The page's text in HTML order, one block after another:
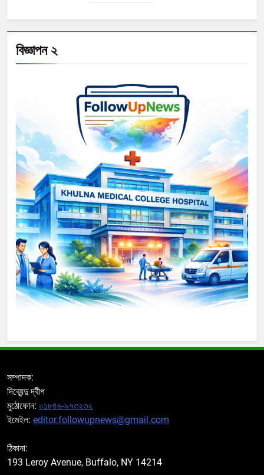
বিজ্ঞাপন ২
সম্পাদক:
দিব্যেন্দু দ্বীপ
মুঠোফোন: ০১৮৪৬-৯৭৩২৩২
ইমেইল: editor.followupnews@gmail.com
ঠিকানা:
193 Leroy Avenue, Buffalo, NY 14214